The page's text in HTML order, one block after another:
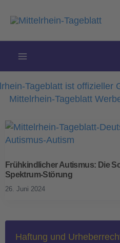
Inhalt
Frühkindlicher Autismus: Die
Spektrum-Störung
26. Juni 2024
Haftung und